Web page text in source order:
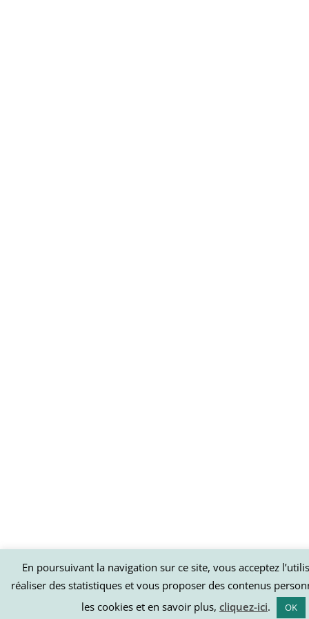
En poursuivant la navigation sur ce site, vous acceptez
réaliser des statistiques et vous proposer des contenus
les cookies et en savoir plus, cliquez-ici. OK